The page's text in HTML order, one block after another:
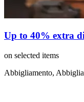
Up to 40% extra
on selected items
Abbigliamento,